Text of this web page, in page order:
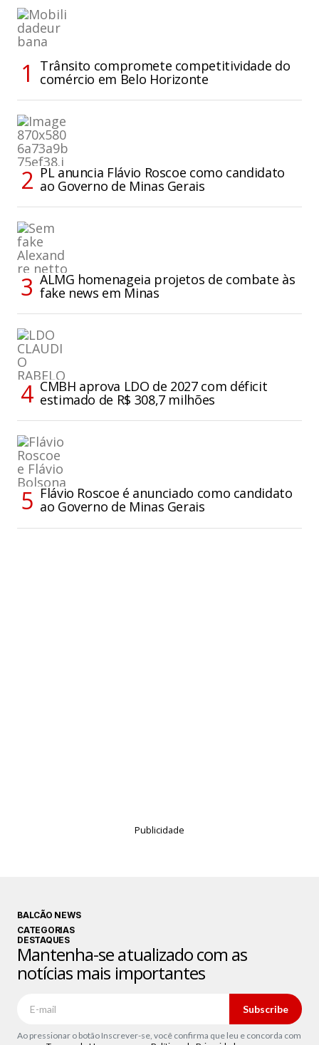
Trânsito compromete competitividade do
comércio em Belo Horizonte
PL anuncia Flávio Roscoe como candidato
ao Governo de Minas Gerais
ALMG homenageia projetos de combate às
fake news em Minas
CMBH aprova LDO de 2027 com déficit
estimado de R$ 308,7 milhões
Flávio Roscoe é anunciado como candidato
ao Governo de Minas Gerais
Publicidade
BALCÃO NEWS
CATEGORIAS
DESTAQUES
Mantenha-se atualizado com as
notícias mais importantes
Subscribe
Ao pressionar o botão Inscrever-se, você confirma que leu e concorda com